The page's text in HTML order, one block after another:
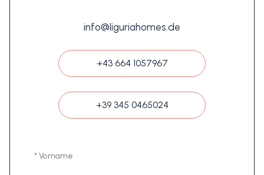
info@liguriahomes.de
+43 664 1057967
+39 345 0465024
* Vorname